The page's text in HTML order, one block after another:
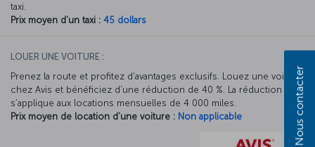
taxi.
Prix moyen d'un taxi : 45 dollars
LOUER UNE VOITURE :
Prenez la route et profitez d’avantages exclusifs. Louez une voiture
chez Avis et bénéficiez d’une réduction de 40 %. La réduction Avis
s’applique aux locations mensuelles de 4 000 miles.
Prix moyen de location d'une voiture : Non applicable Nous contacter